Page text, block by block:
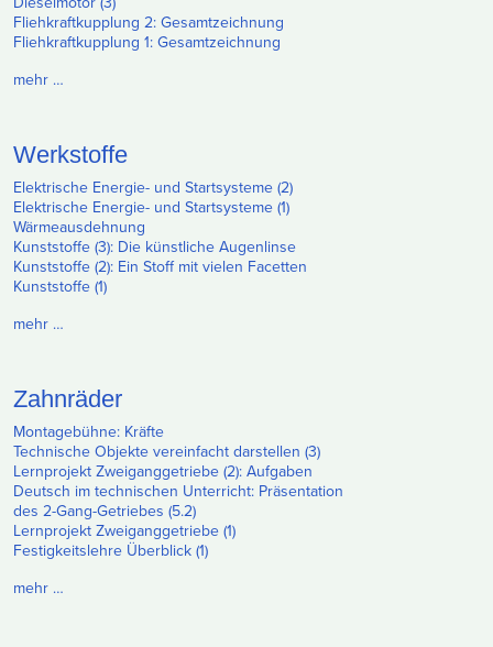
Fliehkraftkupplung 2: Gesamtzeichnung
Fliehkraftkupplung 1: Gesamtzeichnung
mehr …
Werkstoffe
Elektrische Energie- und Startsysteme (2)
Elektrische Energie- und Startsysteme (1)
Wärmeausdehnung
Kunststoffe (3): Die künstliche Augenlinse
Kunststoffe (2): Ein Stoff mit vielen Facetten
Kunststoffe (1)
mehr …
Zahnräder
Montagebühne: Kräfte
Technische Objekte vereinfacht darstellen (3)
Lernprojekt Zweiganggetriebe (2): Aufgaben
Deutsch im technischen Unterricht: Präsentation
des 2-Gang-Getriebes (5.2)
Lernprojekt Zweiganggetriebe (1)
Festigkeitslehre Überblick (1)
mehr …